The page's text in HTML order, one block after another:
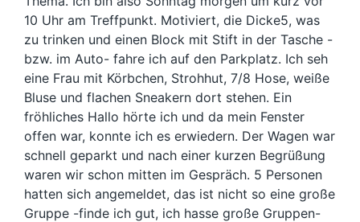
10 Uhr am Treffpunkt. Motiviert, die Dicke5, was
zu trinken und einen Block mit Stift in der Tasche -
bzw. im Auto- fahre ich auf den Parkplatz. Ich seh
eine Frau mit Körbchen, Strohhut, 7/8 Hose, weiße
Bluse und flachen Sneakern dort stehen. Ein
fröhliches Hallo hörte ich und da mein Fenster
offen war, konnte ich es erwiedern. Der Wagen war
schnell geparkt und nach einer kurzen Begrüßung
waren wir schon mitten im Gespräch. 5 Personen
hatten sich angemeldet, das ist nicht so eine große
Gruppe -finde ich gut, ich hasse große Gruppen-